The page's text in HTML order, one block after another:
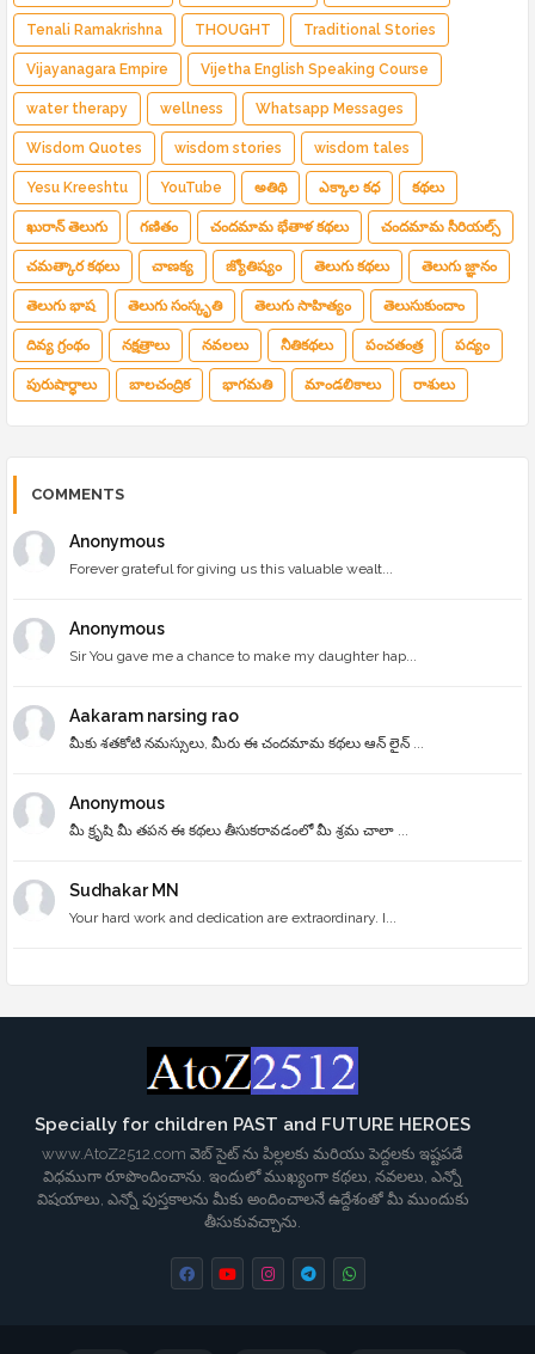
Tenali Ramakrishna THOUGHT Traditional Stories
Vijayanagara Empire Vijetha English Speaking Course
water therapy wellness Whatsapp Messages
Wisdom Quotes wisdom stories wisdom tales
Yesu Kreeshtu YouTube అతిథి ఎక్కాల కధ కథలు
ఖురాన్ తెలుగు గణితం చందమామ భేతాళ కథలు చందమామ సీరియల్స్
చమత్కార కథలు చాణక్య జ్యోతిష్యం తెలుగు కథలు తెలుగు జ్ఞానం
తెలుగు భాష తెలుగు సంస్కృతి తెలుగు సాహిత్యం తెలుసుకుందాం
దివ్య గ్రంథం నక్షత్రాలు నవలలు నీతికథలు పంచతంత్ర పద్యం
పురుషార్థాలు బాలచంద్రిక భాగమతి మాండలికాలు రాశులు
COMMENTS
Anonymous
Forever grateful for giving us this valuable wealt...
Anonymous
Sir You gave me a chance to make my daughter hap...
Aakaram narsing rao
మీకు శతకోటి నమస్సులు, మీరు ఈ చందమామ కథలు ఆన్ లైన్ ...
Anonymous
మీ క్రృషి మీ తపన ఈ కథలు తీసుకరావడంలో మీ శ్రమ చాలా ...
Sudhakar MN
Your hard work and dedication are extraordinary. I...
Specially for children PAST and FUTURE HEROES
www.AtoZ2512.com వెబ్ సైట్ ను పిల్లలకు మరియు పెద్దలకు ఇష్టపడే
విధముగా రూపొందించాను. ఇందులో ముఖ్యంగా కథలు, నవలలు, ఎన్నో
విషయాలు, ఎన్నో పుస్తకాలను మీకు అందించాలనే ఉద్దేశంతో మీ ముందుకు
తీసుకువచ్చాను.